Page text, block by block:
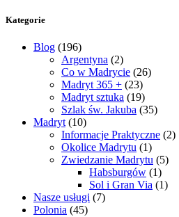
Kategorie
Blog (196)
Argentyna (2)
Co w Madrycie (26)
Madryt 365 + (23)
Madryt sztuka (19)
Szlak św. Jakuba (35)
Madryt (10)
Informacje Praktyczne (2)
Okolice Madrytu (1)
Zwiedzanie Madrytu (5)
Habsburgów (1)
Sol i Gran Via (1)
Nasze usługi (7)
Polonia (45)